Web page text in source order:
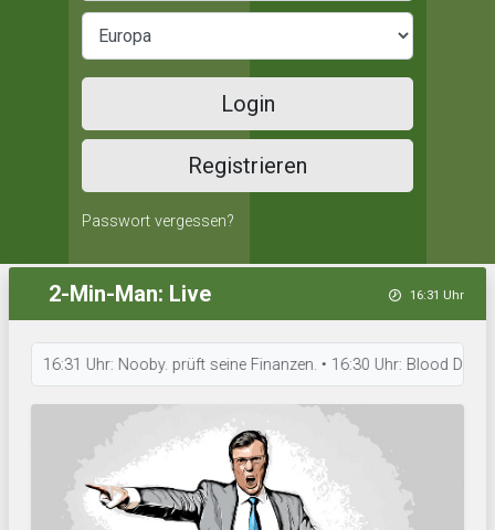
Login
Registrieren
Passwort vergessen?
2-Min-Man: Live 16:31 Uhr
16:31 Uhr: Nooby. prüft seine Finanzen. • 16:30 Uhr: Blood Düster